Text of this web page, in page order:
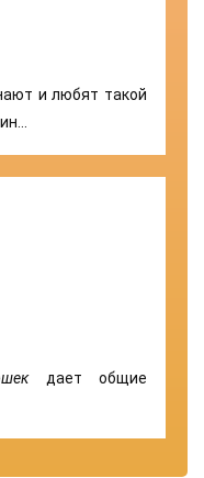
и любят такой
дает общие